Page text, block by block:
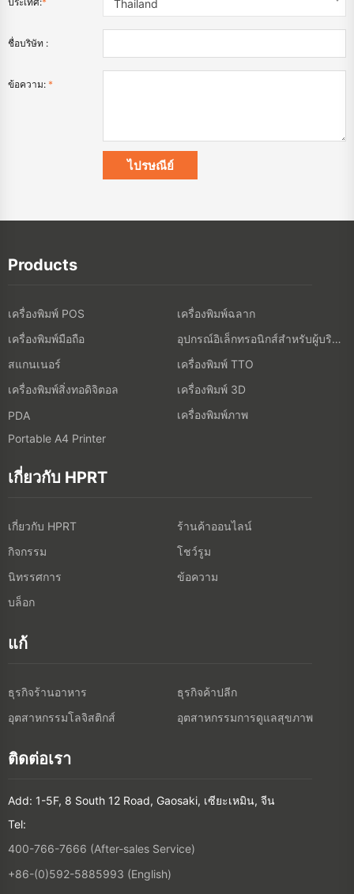
Thailand
ชื่อบริษัท :
ข้อความ: *
Products
เครื่องพิมพ์ POS
เครื่องพิมพ์ฉลาก
เครื่องพิมพ์มือถือ
อุปกรณ์อิเล็กทรอนิกส์สำหรับผู้บริโภค
สแกนเนอร์
เครื่องพิมพ์ TTO
เครื่องพิมพ์สิ่งทอดิจิตอล
เครื่องพิมพ์ 3D
PDA
เครื่องพิมพ์ภาพ
Portable A4 Printer
เกี่ยวกับ HPRT
เกี่ยวกับ HPRT
ร้านค้าออนไลน์
กิจกรรม
โชว์รูม
นิทรรศการ
ข้อความ
บล็อก
แก้
ธุรกิจร้านอาหาร
ธุรกิจค้าปลีก
อุตสาหกรรมโลจิสติกส์
อุตสาหกรรมการดูแลสุขภาพ
ติดต่อเรา
Add: 1-5F, 8 South 12 Road, Gaosaki, เซียะเหมิน, จีน
Tel:
400-766-7666 (After-sales Service)
+86-(0)592-5885993 (English)